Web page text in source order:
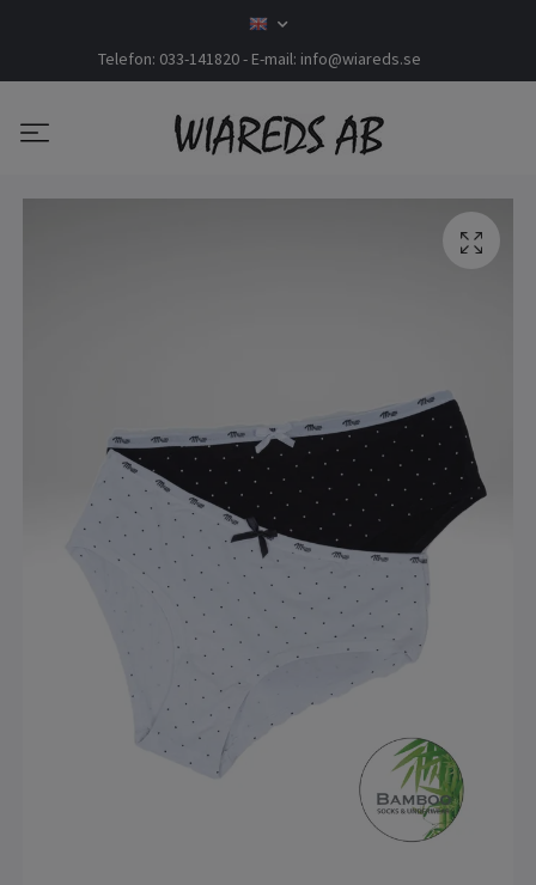
Telefon: 033-141820 - E-mail: info@wiareds.se